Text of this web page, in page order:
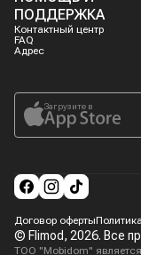
ПОДДЕРЖКА
Контактный центр
FAQ
Адрес
Загрузите в
Договор оферты
© Flimod, 2026. Все
ТОО "Mobidom"